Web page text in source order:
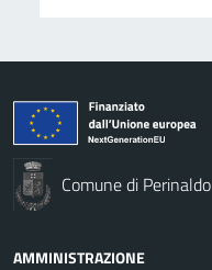
Comune di Perinaldo
AMMINISTRAZIONE